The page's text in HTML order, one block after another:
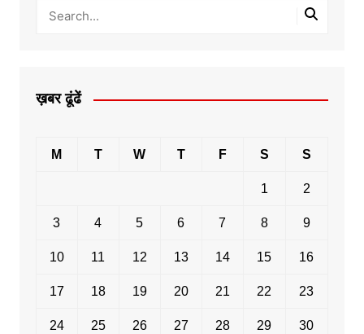
ख़बर ढूंढें
M T W T F S S
1 2
3 4 5 6 7 8 9
10 11 12 13 14 15 16
17 18 19 20 21 22 23
24 25 26 27 28 29 30